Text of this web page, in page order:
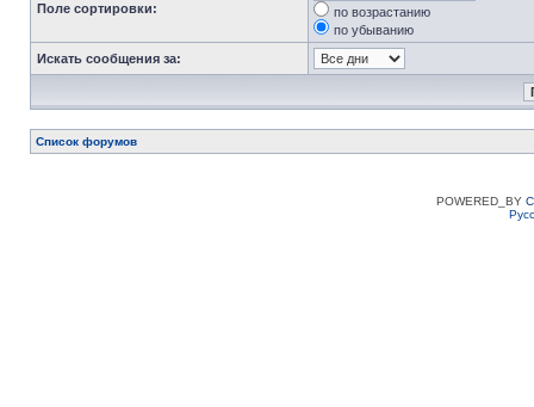
Поле сортировки:
по возрастанию
по убыванию
Искать сообщения за:
Список форумов
POWERED_BY